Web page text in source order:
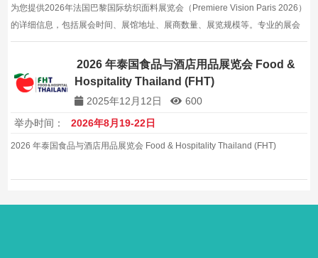
为您提供2026年法国巴黎国际纺织面料展览会（Premiere Vision Paris 2026）
的详细信息，包括展会时间、展馆地址、展商数量、展览规模等。专业的展会
信息服务，帮助企业拓展法国及全球纺织机械市场。
2026 年泰国食品与酒店用品展览会 Food &
Hospitality Thailand (FHT)
2025年12月12日
600
举办时间：
2026年8月19-22日
2026 年泰国食品与酒店用品展览会 Food & Hospitality Thailand (FHT)